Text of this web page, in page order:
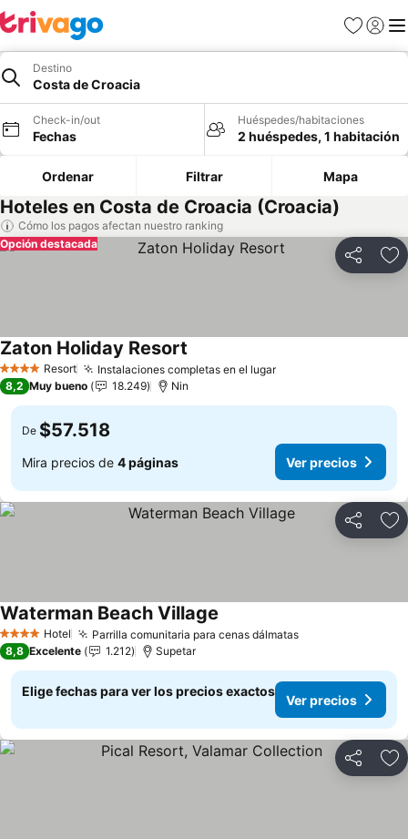
Favoritos
Iniciar
Destino
Costa de Croacia
Check-in/out
Fechas
Huéspedes/habitaciones
2 huéspedes, 1 habitación
Ordenar Filtrar Mapa
Hoteles en Costa de Croacia (Croacia)
Cómo los pagos afectan nuestro ranking
Compartir
Opción destacada
4 EstrellasResort Instalaciones completas en el lugarVer precios
Zaton Holiday Resort
8,2 Muy bueno 18.249 Nin
De $57.518
Mira precios de 4 páginas Ver precios
Compartir
4 EstrellasHotel Parrilla comunitaria para cenas dálmatasVer precios
Waterman Beach Village
8,8 Excelente 1.212 Supetar
Elige fechas para ver los precios exactos
Ver precios
Compartir